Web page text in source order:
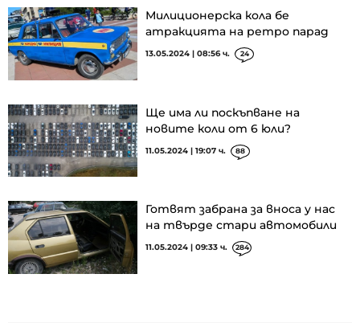
Милиционерска кола бе
атракцията на ретро парад
13.05.2024 | 08:56 ч. 24
Ще има ли поскъпване на
новите коли от 6 юли?
11.05.2024 | 19:07 ч. 88
Готвят забрана за вноса у нас
на твърде стари автомобили
11.05.2024 | 09:33 ч. 284